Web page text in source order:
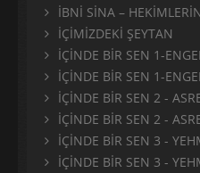
İBNİ SİNA –
İÇİMİZDEKİ ŞEYTAN
İÇİNDE BİR SEN 1-
İÇİNDE BİR SEN 1-
İÇİNDE BİR SEN 2 -
İÇİNDE BİR SEN 2 -
İÇİNDE BİR SEN 3 -
İÇİNDE BİR SEN 3 -